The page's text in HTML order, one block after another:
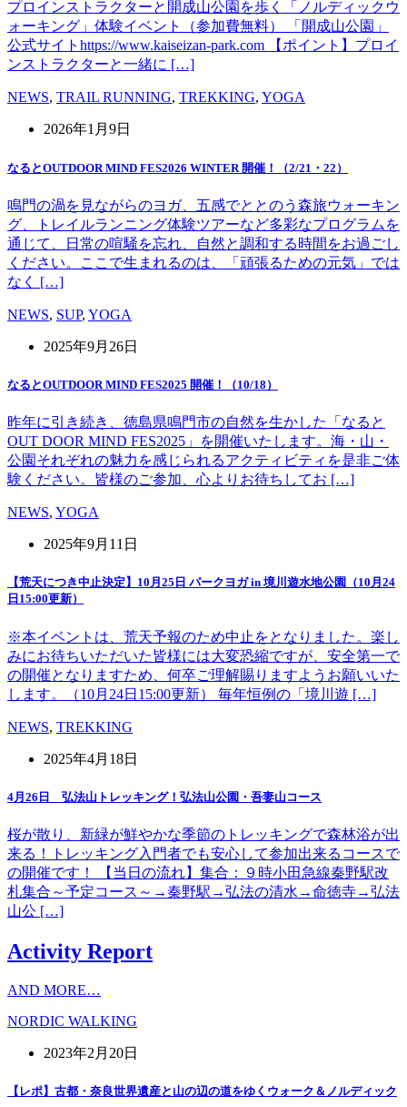
プロインストラクターと開成山公園を歩く「ノルディックウ
ォーキング」体験イベント（参加費無料） 「開成山公園」
公式サイトhttps://www.kaiseizan-park.com 【ポイント】プロイ
ンストラクターと一緒に […]
NEWS, TRAIL RUNNING, TREKKING, YOGA
2026年1月9日
なるとOUTDOOR MIND FES2026 WINTER 開催！（2/21・22）
鳴門の渦を見ながらのヨガ、五感でととのう森旅ウォーキン
グ、トレイルランニング体験ツアーなど多彩なプログラムを
通じて、日常の喧騒を忘れ、自然と調和する時間をお過ごし
ください。ここで生まれるのは、「頑張るための元気」では
なく […]
NEWS, SUP, YOGA
2025年9月26日
なるとOUTDOOR MIND FES2025 開催！（10/18）
昨年に引き続き、徳島県鳴門市の自然を生かした「なると
OUT DOOR MIND FES2025」を開催いたします。海・山・
公園それぞれの魅力を感じられるアクティビティを是非ご体
験ください。皆様のご参加、心よりお待ちしてお […]
NEWS, YOGA
2025年9月11日
【荒天につき中止決定】10月25日 パークヨガ in 境川遊水地公園（10月24
日15:00更新）
※本イベントは、荒天予報のため中止をとなりました。楽し
みにお待ちいただいた皆様には大変恐縮ですが、安全第一で
の開催となりますため、何卒ご理解賜りますようお願いいた
します。（10月24日15:00更新） 毎年恒例の「境川遊 […]
NEWS, TREKKING
2025年4月18日
4月26日 弘法山トレッキング！弘法山公園・吾妻山コース
桜が散り、新緑が鮮やかな季節のトレッキングで森林浴が出
来る！トレッキング入門者でも安心して参加出来るコースで
の開催です！ 【当日の流れ】集合：９時小田急線秦野駅改
札集合～予定コース～→秦野駅→弘法の清水→命徳寺→弘法
山公 […]
Activity Report
AND MORE…
NORDIC WALKING
2023年2月20日
【レポ】古都・奈良世界遺産と山の辺の道をゆくウォーク＆ノルディック